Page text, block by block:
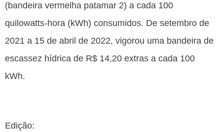
(bandeira vermelha patamar 2) a cada 100
quilowatts-hora (kWh) consumidos. De setembro de
2021 a 15 de abril de 2022, vigorou uma bandeira de
escassez hídrica de R$ 14,20 extras a cada 100
kWh.
Edição: